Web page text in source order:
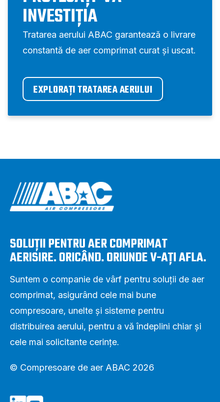
INVESTIȚIA
Tratarea aerului ABAC garantează o livrare
constantă de aer comprimat curat și uscat.
EXPLORAȚI TRATAREA AERULUI
SOLUȚII PENTRU AER COMPRIMAT
AERISIRE. ORICÂND. ORIUNDE V-AȚI AFLA.
Suntem o companie de vârf pentru soluții de aer
comprimat, asigurând cele mai bune
compresoare, unelte și sisteme pentru
distribuirea aerului, pentru a vă îndeplini chiar și
cele mai solicitante cerințe.
© Compresoare de aer ABAC 2026